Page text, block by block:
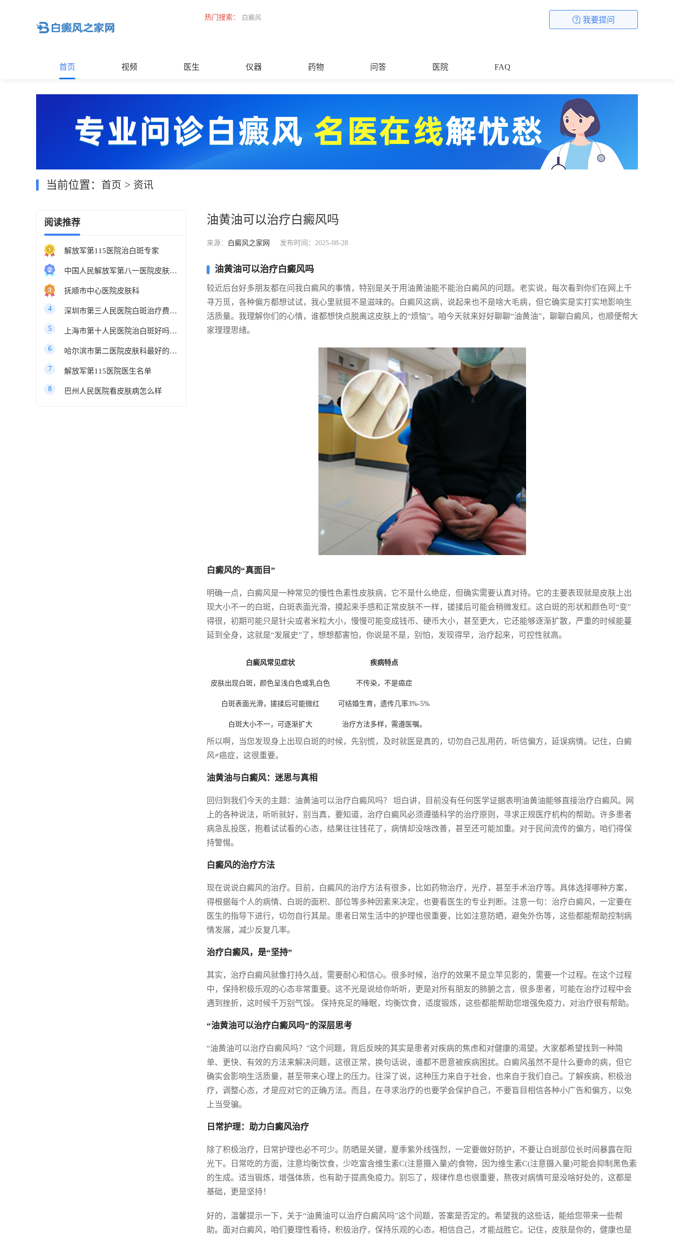
热门搜索： 白癜风 我要提问
首页 视频 医生 仪器 药物 问答 医院 FAQ
当前位置： 首页 > 资讯
阅读推荐
解放军第115医院治白斑专家
中国人民解放军第八一医院皮肤科最好的医生
抚顺市中心医院皮肤科
4 深圳市第三人民医院白斑治疗费用多少
5 上海市第十人民医院治白斑好吗知乎
6 哈尔滨市第二医院皮肤科最好的医生
7 解放军第115医院医生名单
8 巴州人民医院看皮肤病怎么样
油黄油可以治疗白癜风吗
来源： 白癜风之家网 发布时间：2025-08-28
油黄油可以治疗白癜风吗
较近后台好多朋友都在问我白癜风的事情，特别是关于用油黄油能不能治白癜风的问题。老实说，每次看到你们在网上千
寻万觅，各种偏方都想试试，我心里就挺不是滋味的。白癜风这病，说起来也不是啥大毛病，但它确实是实打实地影响生
活质量。我理解你们的心情，谁都想快点脱离这皮肤上的“烦恼”。咱今天就来好好聊聊“油黄油”，聊聊白癜风，也顺便帮大
家理理思绪。
白癜风的“真面目”
明确一点，白癜风是一种常见的慢性色素性皮肤病，它不是什么绝症，但确实需要认真对待。它的主要表现就是皮肤上出
现大小不一的白斑，白斑表面光滑，摸起来手感和正常皮肤不一样，搓揉后可能会稍微发红。这白斑的形状和颜色可“变”
得很，初期可能只是针尖或者米粒大小，慢慢可能变成钱币、硬币大小，甚至更大，它还能够逐渐扩散，严重的时候能蔓
延到全身，这就是“发展史”了，想想都害怕，你说是不是，别怕，发现得早，治疗起来，可控性就高。
白癜风常见症状 疾病特点
皮肤出现白斑，颜色呈浅白色或乳白色 不传染，不是癌症
白斑表面光滑，搓揉后可能微红 可结婚生育，遗传几率3%-5%
白斑大小不一，可逐渐扩大 治疗方法多样，需遵医嘱。
所以啊，当您发现身上出现白斑的时候，先别慌，及时就医是真的，切勿自己乱用药，听信偏方，延误病情。记住，白癜
风≠癌症，这很重要。
油黄油与白癜风：迷思与真相
回归到我们今天的主题：油黄油可以治疗白癜风吗？ 坦白讲，目前没有任何医学证据表明油黄油能够直接治疗白癜风。网
上的各种说法，听听就好，别当真，要知道，治疗白癜风必须遵循科学的治疗原则，寻求正规医疗机构的帮助。许多患者
病急乱投医，抱着试试看的心态，结果往往钱花了，病情却没啥改善，甚至还可能加重。对于民间流传的偏方，咱们得保
持警惕。
白癜风的治疗方法
现在说说白癜风的治疗。目前，白癜风的治疗方法有很多，比如药物治疗，光疗，甚至手术治疗等。具体选择哪种方案，
得根据每个人的病情、白斑的面积、部位等多种因素来决定，也要看医生的专业判断。注意一句：治疗白癜风，一定要在
医生的指导下进行，切勿自行其是。患者日常生活中的护理也很重要，比如注意防晒，避免外伤等，这些都能帮助控制病
情发展，减少反复几率。
治疗白癜风，是“坚持”
其实，治疗白癜风就像打持久战，需要耐心和信心。很多时候，治疗的效果不是立竿见影的，需要一个过程。在这个过程
中，保持积极乐观的心态非常重要。这不光是说给你听听，更是对所有朋友的肺腑之言，很多患者，可能在治疗过程中会
遇到挫折，这时候千万别气馁。 保持充足的睡眠，均衡饮食，适度锻炼，这些都能帮助您增强免疫力，对治疗很有帮助。
“油黄油可以治疗白癜风吗”的深层思考
“油黄油可以治疗白癜风吗？”这个问题，背后反映的其实是患者对疾病的焦虑和对健康的渴望。大家都希望找到一种简
单、更快、有效的方法来解决问题，这很正常，换句话说，谁都不愿意被疾病困扰。白癜风虽然不是什么要命的病，但它
确实会影响生活质量，甚至带来心理上的压力。往深了说，这种压力来自于社会，也来自于我们自己。了解疾病，积极治
疗，调整心态，才是应对它的正确方法。而且，在寻求治疗的也要学会保护自己，不要盲目相信各种小广告和偏方，以免
上当受骗。
日常护理：助力白癜风治疗
除了积极治疗，日常护理也必不可少。防晒是关键，夏季紫外线强烈，一定要做好防护，不要让白斑部位长时间暴露在阳
光下。日常吃的方面，注意均衡饮食，少吃富含维生素C(注意摄入量)的食物，因为维生素C(注意摄入量)可能会抑制黑色素
的生成。适当锻炼，增强体质，也有助于提高免疫力。别忘了，规律作息也很重要，熬夜对病情可是没啥好处的，这都是
基础，更是坚持！
好的，温馨提示一下，关于“油黄油可以治疗白癜风吗”这个问题，答案是否定的。希望我的这些话，能给您带来一些帮
助。面对白癜风，咱们要理性看待，积极治疗，保持乐观的心态，相信自己，才能战胜它。记住，皮肤是你的，健康也是